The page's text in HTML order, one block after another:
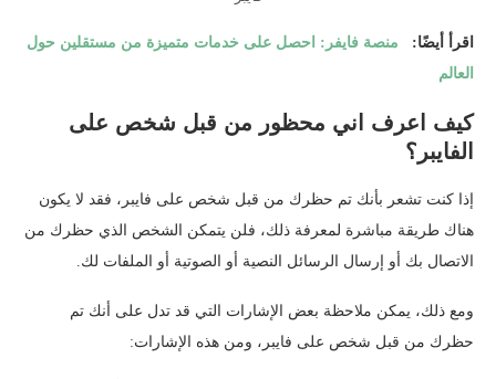
اقرأ أيضًا:
منصة فايفر: احصل على خدمات متميزة من مستقلين حول
العالم
كيف اعرف اني محظور من قبل شخص على
الفايبر؟
إذا كنت تشعر بأنك تم حظرك من قبل شخص على فايبر، فقد لا يكون
هناك طريقة مباشرة لمعرفة ذلك، فلن يتمكن الشخص الذي حظرك من
الاتصال بك أو إرسال الرسائل النصية أو الصوتية أو الملفات لك.
ومع ذلك، يمكن ملاحظة بعض الإشارات التي قد تدل على أنك تم
حظرك من قبل شخص على فايبر، ومن هذه الإشارات: